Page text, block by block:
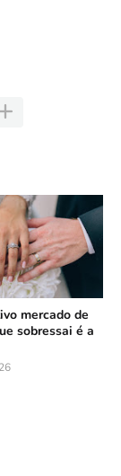
mercado de
sobressai é a